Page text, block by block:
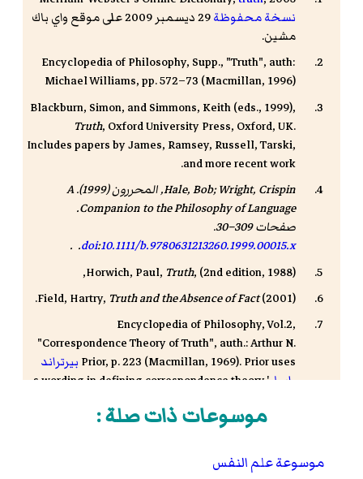
نسخة محفوظة
29 ديسمبر 2009 على موقع واي باك
مشين.
Encyclopedia of Philosophy, Supp., "Truth", auth:
Michael Williams, pp. 572–73 (Macmillan, 1996)
Blackburn, Simon, and Simmons, Keith (eds., 1999),
Truth, Oxford University Press, Oxford, UK.
Includes papers by James, Ramsey, Russell, Tarski,
and more recent work.
Hale, Bob; Wright, Crispin, المحررون (1999).
A
Companion to the Philosophy of Language
.
صفحات 309–30.
doi:10.1111/b.9780631213260.1999.00015.x
. .
Horwich, Paul, Truth, (2nd edition, 1988),
Field, Hartry, Truth and the Absence of Fact(2001).
Encyclopedia of Philosophy, Vol.2,
"Correspondence Theory of Truth", auth.:Arthur N.
Prior, p. 223 (Macmillan, 1969). Prior uses
بيرتراند
راسل's wording in defining correspondence theory.
responsible for helping to make correspondence
Encyclopedia of Philosophy, Vol.2,
موسوعات ذات صلة :
موسوعة علم النفس